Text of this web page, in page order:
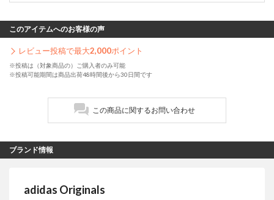
このアイテムへのお客様の声
レビュー投稿で最大2,000ポイント
※投稿は（対象商品の）ご購入者のみ可能
※投稿可能期間は商品出荷48時間後から30日間です
この商品に関するお問い合わせ
ブランド情報
adidas Originals